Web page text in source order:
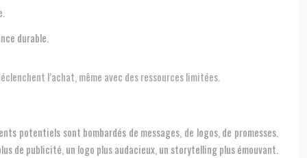
durable.
l’achat, même avec des ressources limitées.
potentiels sont bombardés de messages, de logos, de promesses.
de publicité, un logo plus audacieux, un storytelling plus émouvant.